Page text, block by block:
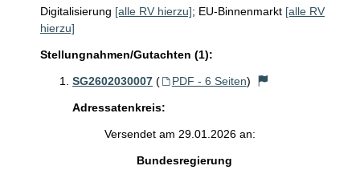
Digitalisierung [alle RV hierzu]; EU-Binnenmarkt [alle RV
hierzu]
Stellungnahmen/Gutachten (1):
SG2602030007 ( PDF - 6 Seiten)
Adressatenkreis:
Versendet am 29.01.2026 an:
Bundesregierung